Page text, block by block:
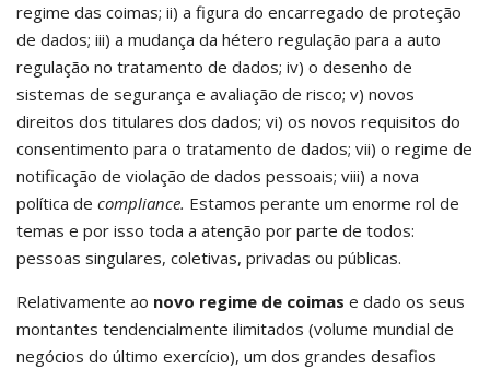
regime das coimas; ii) a figura do encarregado de proteção
de dados; iii) a mudança da hétero regulação para a auto
regulação no tratamento de dados; iv) o desenho de
sistemas de segurança e avaliação de risco; v) novos
direitos dos titulares dos dados; vi) os novos requisitos do
consentimento para o tratamento de dados; vii) o regime de
notificação de violação de dados pessoais; viii) a nova
política de compliance. Estamos perante um enorme rol de
temas e por isso toda a atenção por parte de todos:
pessoas singulares, coletivas, privadas ou públicas.
Relativamente ao novo regime de coimas e dado os seus
montantes tendencialmente ilimitados (volume mundial de
negócios do último exercício), um dos grandes desafios